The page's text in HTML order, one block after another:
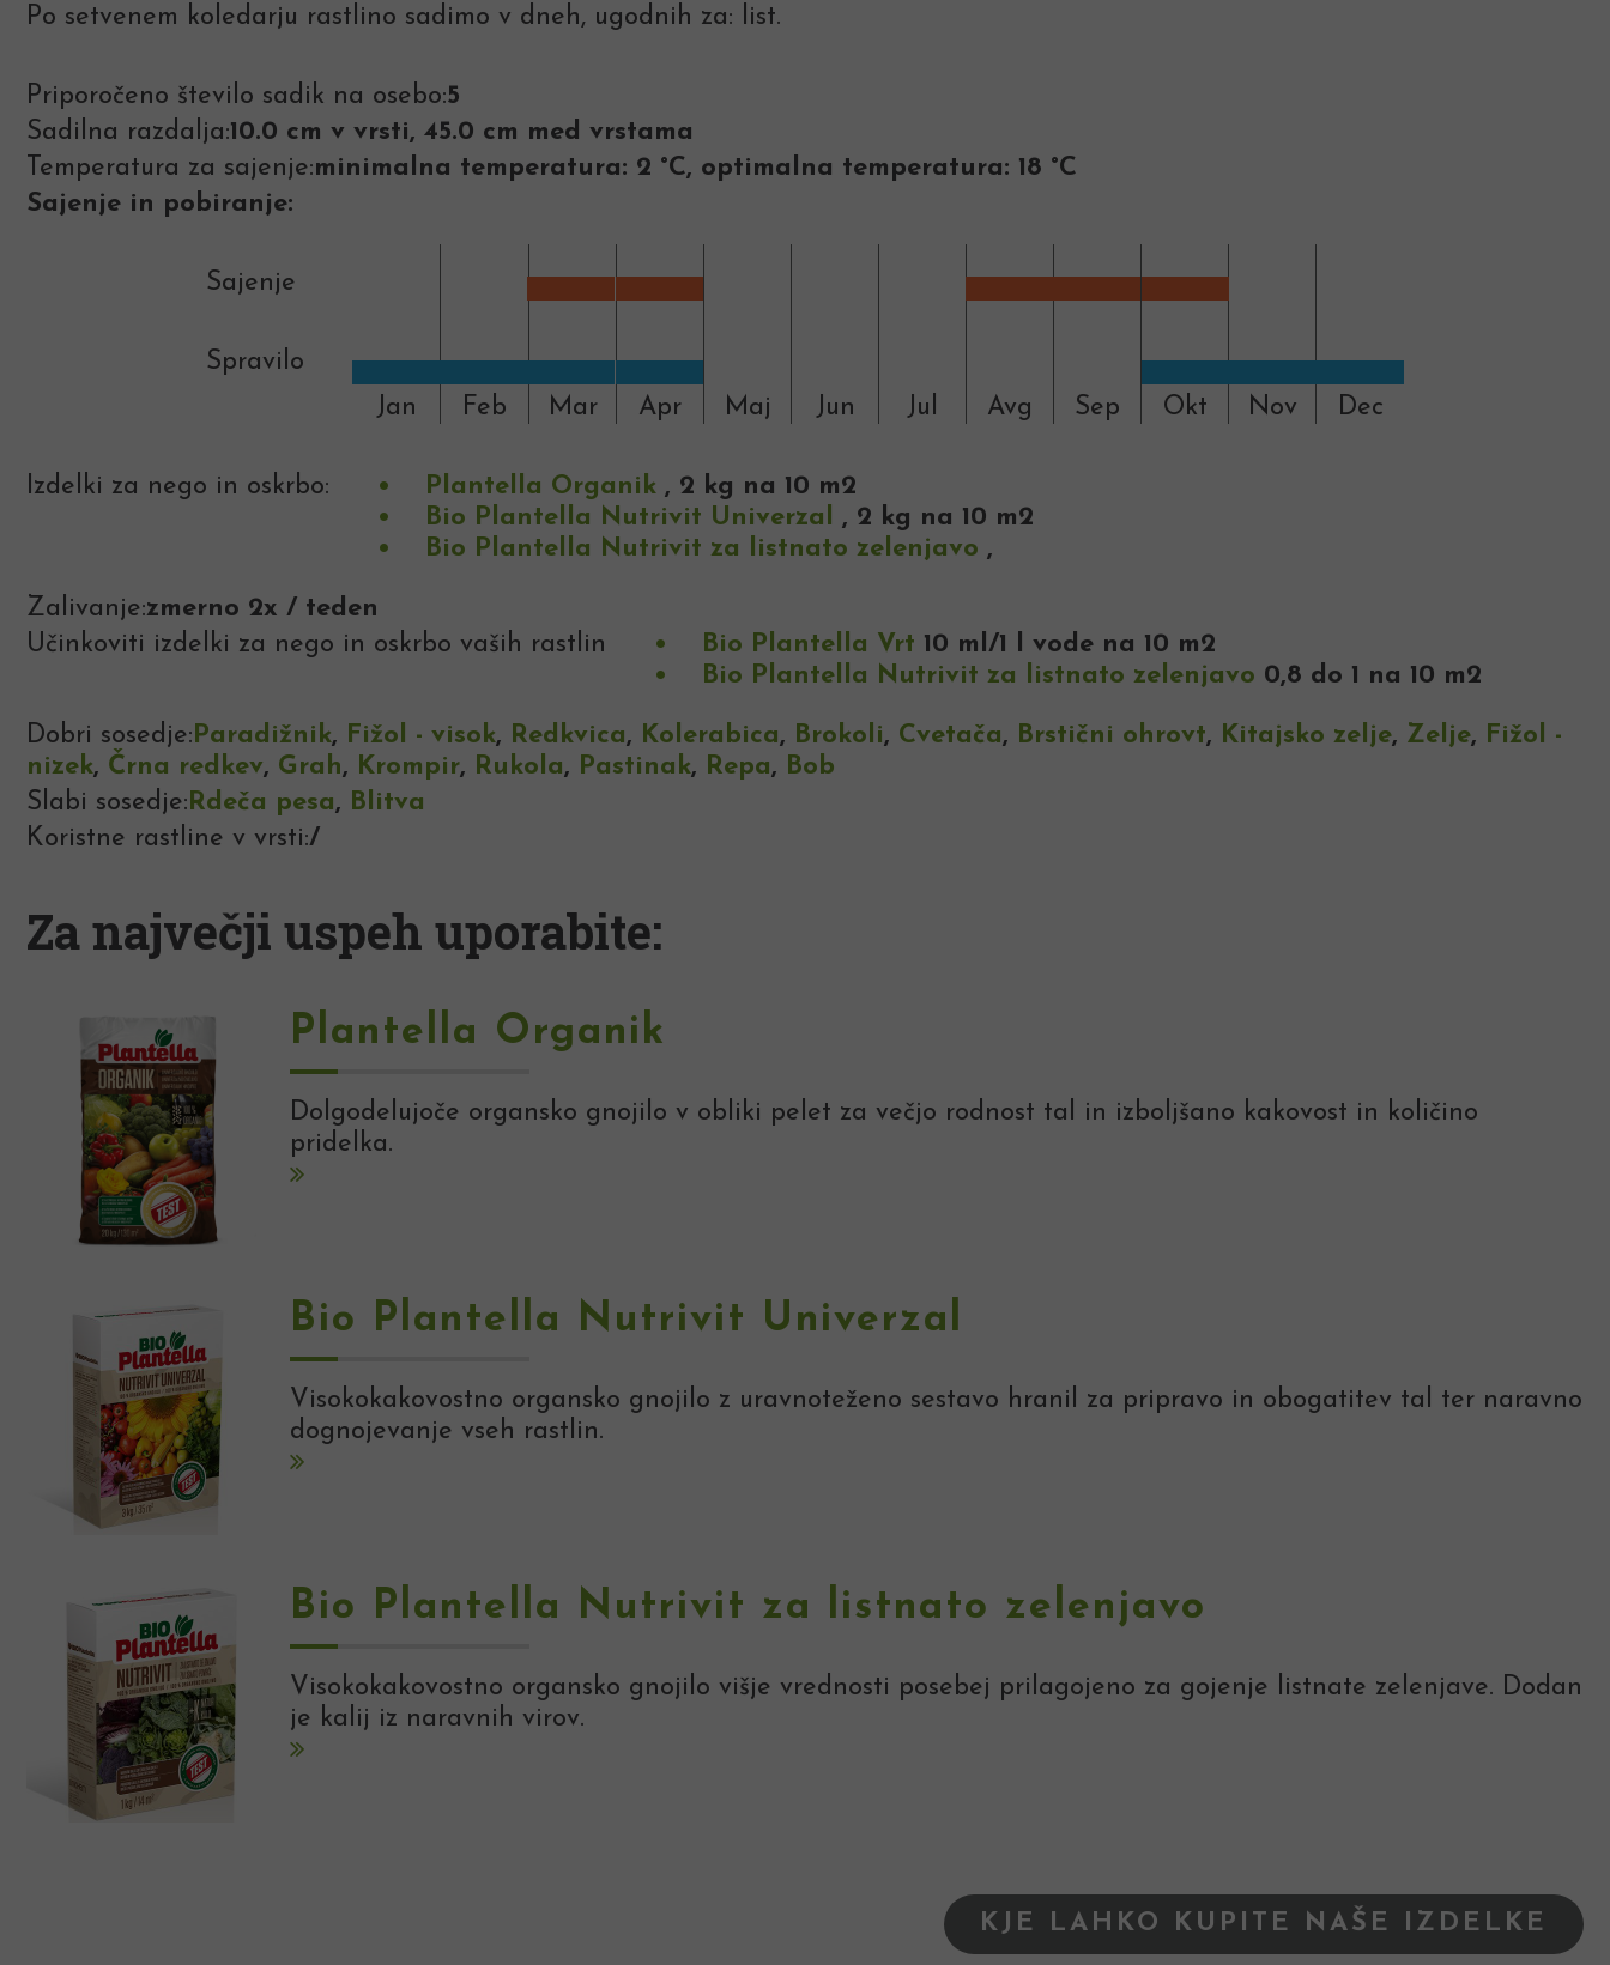
Po setvenem koledarju rastlino sadimo v dneh, ugodnih za: list.
Priporočeno število sadik na osebo:5
Sadilna razdalja:10.0 cm v vrsti, 45.0 cm med vrstama
Temperatura za sajenje:minimalna temperatura: 2 °C, optimalna temperatura: 18 °C
Sajenje in pobiranje:
Sajenje
Spravilo
Jan
Feb Mar Apr Maj Jun Jul Avg Sep Okt Nov Dec
Izdelki za nego in oskrbo: Plantella Organik , 2 kg na 10 m2
Bio Plantella Nutrivit Univerzal
, 2 kg na 10 m2
Bio Plantella Nutrivit za listnato zelenjavo ,
Zalivanje:zmerno 2x / teden
Učinkoviti izdelki za nego in oskrbo vaših rastlin
Bio Plantella Vrt 10 ml/1 l vode na 10 m2
Bio Plantella Nutrivit za listnato zelenjavo 0,8 do 1 na 10 m2
Dobri sosedje: Paradižnik, Fižol - visok, Redkvica, Kolerabica, Brokoli, Cvetača, Brstični ohrovt, Kitajsko zelje, Zelje, Fižol -
nizek, Črna redkev, Grah, Krompir, Rukola, Pastinak, Repa, Bob
Slabi sosedje: Rdeča pesa, Blitva
Koristne rastline v vrsti:/
Za največji uspeh uporabite:
Plantella Organik
Dolgodelujoče organsko gnojilo v obliki pelet za večjo rodnost tal in izboljšano kakovost in količino
pridelka.
Bio Plantella Nutrivit Univerzal
Visokokakovostno organsko gnojilo z uravnoteženo sestavo hranil za pripravo in obogatitev tal ter naravno
dognojevanje vseh rastlin.
Bio Plantella Nutrivit za listnato zelenjavo
Visokokakovostno organsko gnojilo višje vrednosti posebej prilagojeno za gojenje listnate zelenjave. Dodan
je kalij iz naravnih virov.
KJE LAHKO KUPITE NAŠE IZDELKE